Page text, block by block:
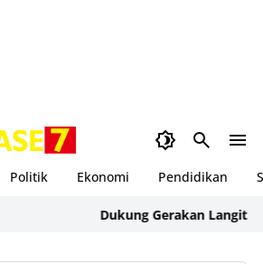
Politik Ekonomi Pendidikan
Dukung Gerakan Langit Biru